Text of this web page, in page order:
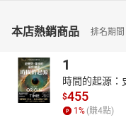
本店熱銷商品 排名期
1
時間的起源：
$455
1% (賺4點)